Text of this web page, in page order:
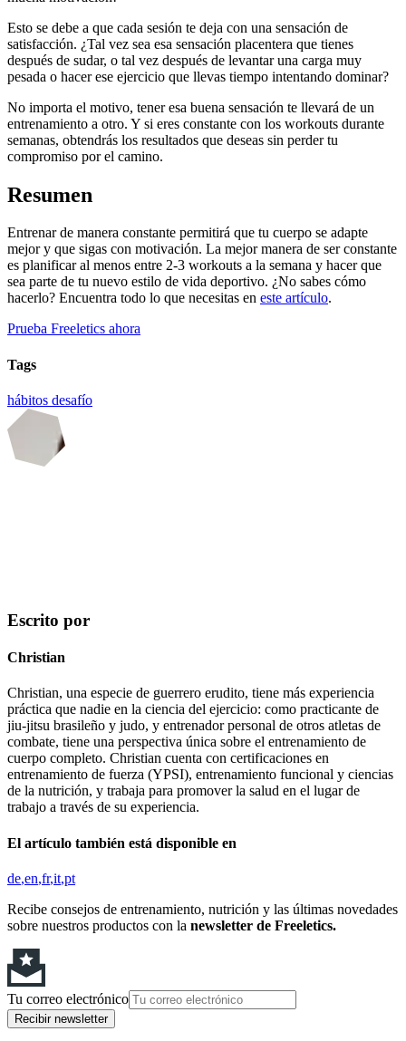
Esto se debe a que cada sesión te deja con una sensación de
satisfacción. ¿Tal vez sea esa sensación placentera que tienes
después de sudar, o tal vez después de levantar una carga muy
pesada o hacer ese ejercicio que llevas tiempo intentando dominar?
No importa el motivo, tener esa buena sensación te llevará de un
entrenamiento a otro. Y si eres constante con los workouts durante
semanas, obtendrás los resultados que deseas sin perder tu
compromiso por el camino.
Resumen
Entrenar de manera constante permitirá que tu cuerpo se adapte
mejor y que sigas con motivación. La mejor manera de ser constante
es planificar al menos entre 2-3 workouts a la semana y hacer que
sea parte de tu nuevo estilo de vida deportivo. ¿No sabes cómo
hacerlo? Encuentra todo lo que necesitas en este artículo.
Prueba Freeletics ahora
Tags
hábitos desafío
Escrito por
Christian
Christian, una especie de guerrero erudito, tiene más experiencia
práctica que nadie en la ciencia del ejercicio: como practicante de
jiu-jitsu brasileño y judo, y entrenador personal de otros atletas de
combate, tiene una perspectiva única sobre el entrenamiento de
cuerpo completo. Christian cuenta con certificaciones en
entrenamiento de fuerza (YPSI), entrenamiento funcional y ciencias
de la nutrición, y trabaja para promover la salud en el lugar de
trabajo a través de su experiencia.
El artículo también está disponible en
de en fr it pt
Recibe consejos de entrenamiento, nutrición y las últimas novedades
sobre nuestros productos con la newsletter de Freeletics.
Tu correo electrónico
Recibir newsletter